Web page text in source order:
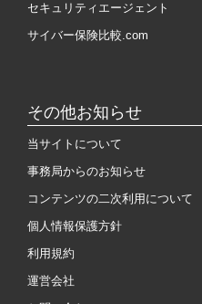
セキュリティエージェント
サイバー保険比較.com
その他お知らせ
当サイトについて
事務局からのお知らせ
コンテンツの二次利用について
個人情報保護方針
利用規約
運営会社